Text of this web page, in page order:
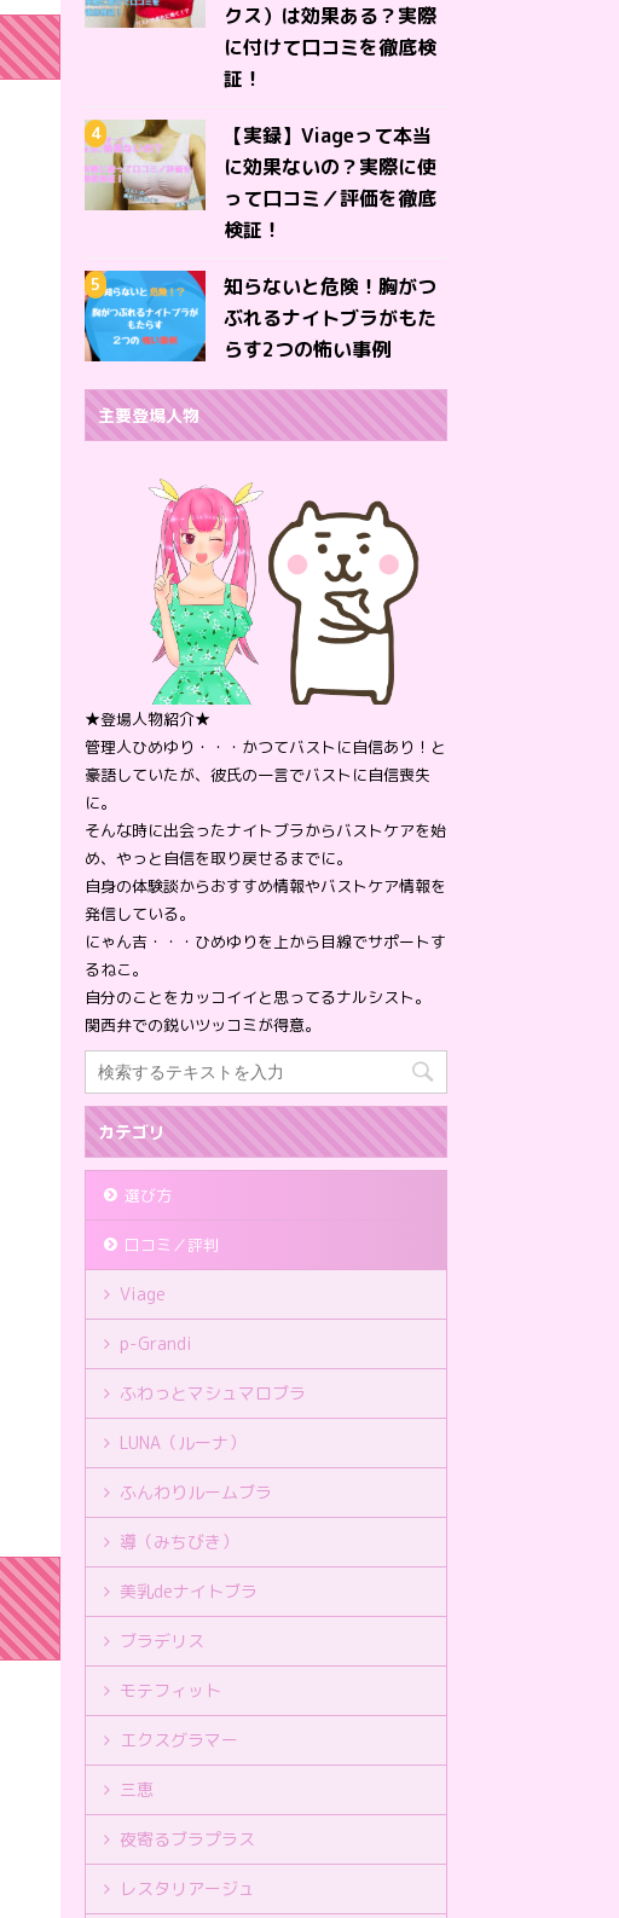
クス）は効果ある？実際
に付けて口コミを徹底検
証！
【実録】Viageって本当
に効果ないの？実際に使
って口コミ／評価を徹底
検証！
知らないと危険！胸がつ
ぶれるナイトブラがもた
らす2つの怖い事例
主要登場人物
★登場人物紹介★
管理人ひめゆり・・・かつてバストに自信あり！と
豪語していたが、彼氏の一言でバストに自信喪失
に。
そんな時に出会ったナイトブラからバストケアを始
め、やっと自信を取り戻せるまでに。
自身の体験談からおすすめ情報やバストケア情報を
発信している。
にゃん吉・・・ひめゆりを上から目線でサポートす
るねこ。
自分のことをカッコイイと思ってるナルシスト。
関西弁での鋭いツッコミが得意。
カテゴリ
選び方
口コミ／評判
Viage
p-Grandi
ふわっとマシュマロブラ
LUNA（ルーナ）
ふんわりルームブラ
導（みちびき）
美乳deナイトブラ
ブラデリス
モテフィット
エクスグラマー
三恵
夜寄るブラプラス
レスタリアージュ